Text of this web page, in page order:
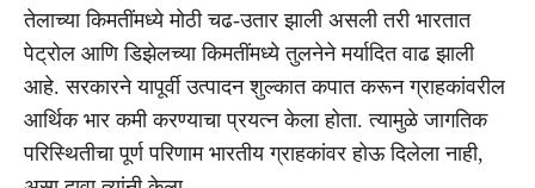
तेलाच्या किमतींमध्ये मोठी चढ-उतार झाली असली तरी भारतात
पेट्रोल आणि डिझेलच्या किमतींमध्ये तुलनेने मर्यादित वाढ झाली
आहे. सरकारने यापूर्वी उत्पादन शुल्कात कपात करून ग्राहकांवरील
आर्थिक भार कमी करण्याचा प्रयत्न केला होता. त्यामुळे जागतिक
परिस्थितीचा पूर्ण परिणाम भारतीय ग्राहकांवर होऊ दिलेला नाही,